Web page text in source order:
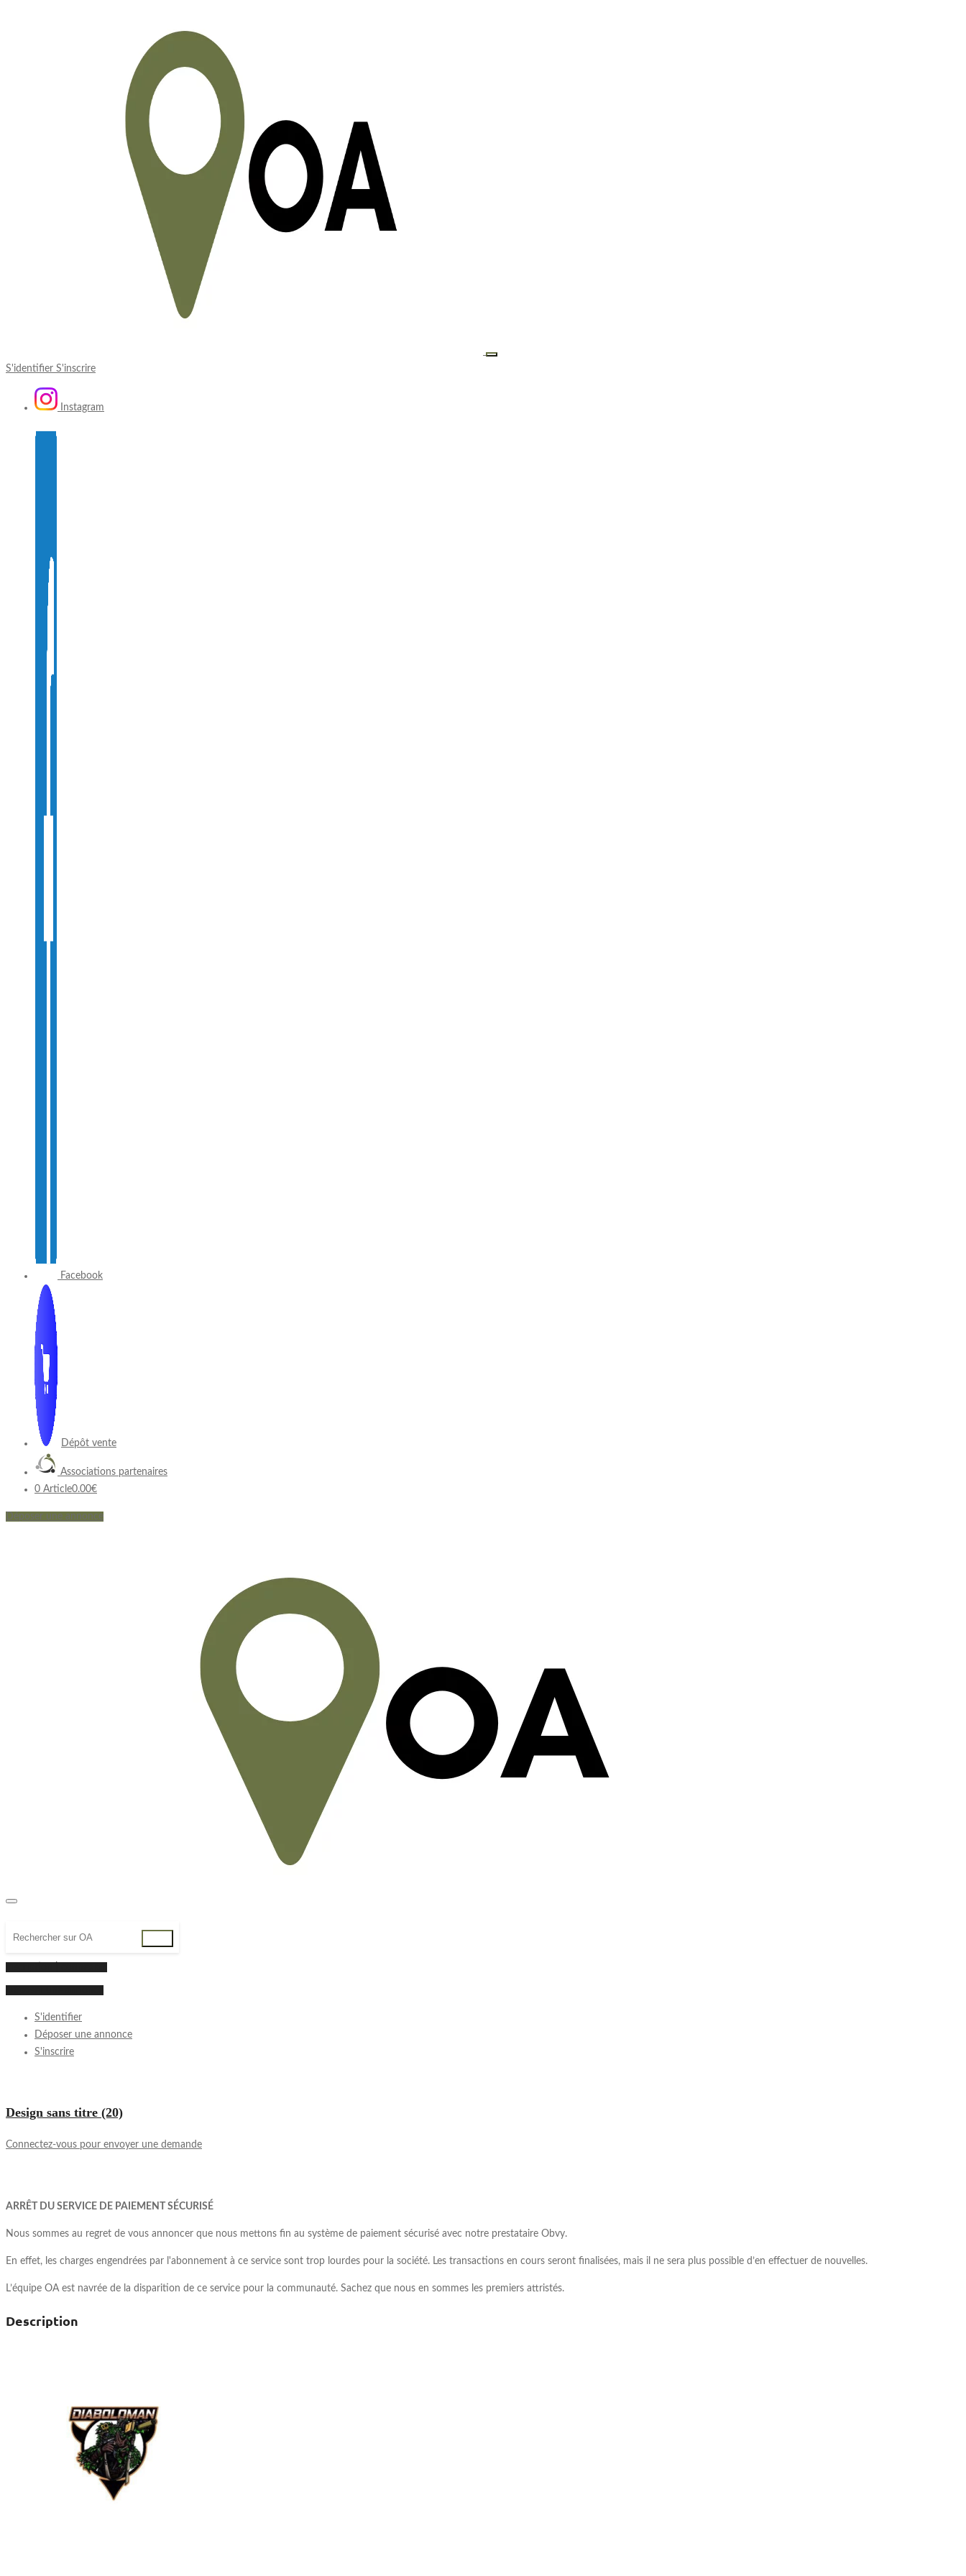
S'identifier S'inscrire
Instagram
Facebook
Dépôt vente
Associations partenaires
0 Article0.00€
Déposer une annonce
S'identifier
Déposer une annonce
S'inscrire
Design sans titre (20)
Connectez-vous pour envoyer une demande
ARRÊT DU SERVICE DE PAIEMENT SÉCURISÉ
Nous sommes au regret de vous annoncer que nous mettons fin au système de paiement sécurisé avec notre prestataire Obvy.
En effet, les charges engendrées par l'abonnement à ce service sont trop lourdes pour la société. Les transactions en cours seront finalisées, mais il ne sera plus possible d’en effectuer de nouvelles.
L’équipe OA est navrée de la disparition de ce service pour la communauté. Sachez que nous en sommes les premiers attristés.
Description